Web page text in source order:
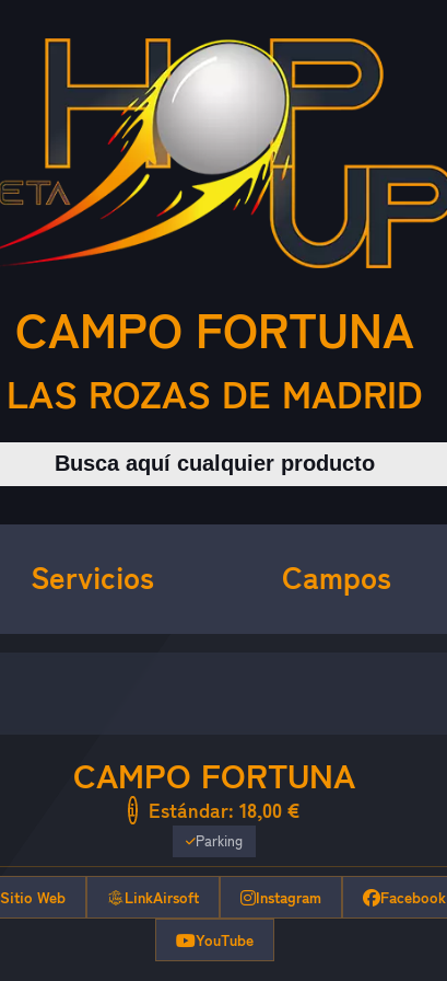
CAMPO FORTUNA
LAS ROZAS DE MADRID
Buscar productos
Servicios Campos
CAMPO FORTUNA
Estándar:18,00 €
Parking
Sitio Web LinkAirsoft Instagram Facebook
YouTube